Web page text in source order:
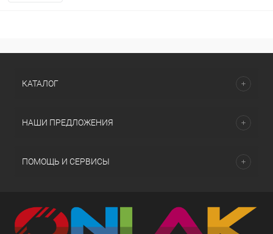
КАТАЛОГ
НАШИ ПРЕДЛОЖЕНИЯ
ПОМОЩЬ И СЕРВИСЫ